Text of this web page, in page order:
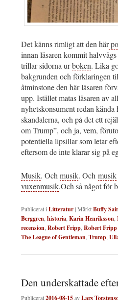
Det känns rimligt att den här
innan läsaren kommit
trillar sidorna urboken. Lika
bakgrunden och förklaringen
åtminstone den här läsaren
upp. Istället matas läsaren av
nyhetskonsument redan kända
skandalerna, och på det ett
om Trump”, och ja, vem,
potentiella lipsillar som letar
eftersom de inte klarar sig på
Musik. Och musik. Och musik
vuxenmusik.Och så något för
Publicerat i Litteratur|MärktBuffy
Berggren historia Karin Henriksson
recension Robert Fripp Robert Fripp
The League of Gentleman Trump
Den underskattade
Publicerat2016-08-15avLars